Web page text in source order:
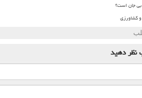
بی جان است؟
کشاورزی
نظر دهید